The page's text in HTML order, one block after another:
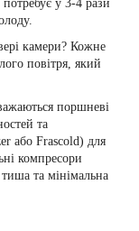
у 3-4 рази
камери? Кожне
повітря, який
поршневі
та
або Frascold) для
компресори
та мінімальна